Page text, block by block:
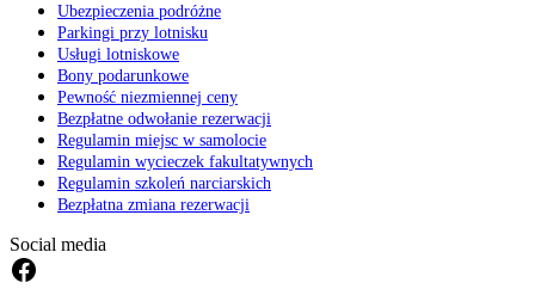
Ubezpieczenia podróżne
Parkingi przy lotnisku
Usługi lotniskowe
Bony podarunkowe
Pewność niezmiennej ceny
Bezpłatne odwołanie rezerwacji
Regulamin miejsc w samolocie
Regulamin wycieczek fakultatywnych
Regulamin szkoleń narciarskich
Bezpłatna zmiana rezerwacji
Social media